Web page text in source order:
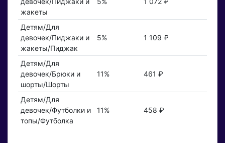
жакеты
Детям/Для
девочек/Пиджаки и
жакеты/Пиджак
5% 1 109 ₽
Детям/Для
девочек/Брюки и
шорты/Шорты
11% 461 ₽
Детям/Для
девочек/Футболки и
топы/Футболка
11% 458 ₽